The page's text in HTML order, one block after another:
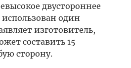
двустороннее
один
изготовитель,
составить 15
сторону.